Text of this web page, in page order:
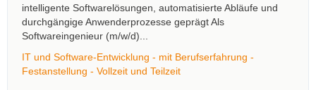
intelligente Softwarelösungen, automatisierte Abläufe und
durchgängige Anwenderprozesse geprägt Als
Softwareingenieur (m/w/d)...
IT und Software-Entwicklung - mit Berufserfahrung -
Festanstellung - Vollzeit und Teilzeit